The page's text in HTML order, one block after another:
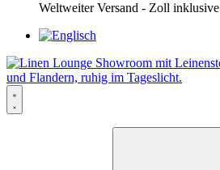
Weltweiter Versand - Zoll inklusive